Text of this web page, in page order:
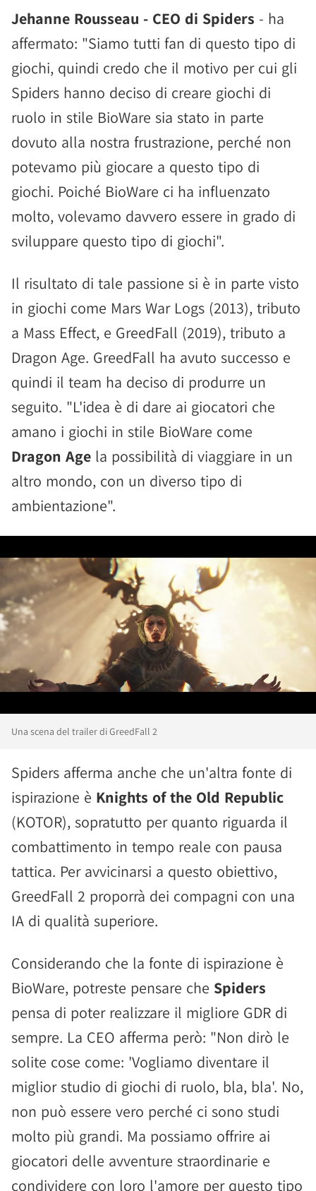
Jehanne Rousseau - CEO di Spiders - ha
affermato: "Siamo tutti fan di questo tipo di
giochi, quindi credo che il motivo per cui gli
Spiders hanno deciso di creare giochi di
ruolo in stile BioWare sia stato in parte
dovuto alla nostra frustrazione, perché non
potevamo più giocare a questo tipo di
giochi. Poiché BioWare ci ha influenzato
molto, volevamo davvero essere in grado di
sviluppare questo tipo di giochi".
Il risultato di tale passione si è in parte visto
in giochi come Mars War Logs (2013), tributo
a Mass Effect, e GreedFall (2019), tributo a
Dragon Age. GreedFall ha avuto successo e
quindi il team ha deciso di produrre un
seguito. "L'idea è di dare ai giocatori che
amano i giochi in stile BioWare come
Dragon Age la possibilità di viaggiare in un
altro mondo, con un diverso tipo di
ambientazione".
Una scena del trailer di GreedFall 2
Spiders afferma anche che un'altra fonte di
ispirazione è Knights of the Old Republic
(KOTOR), sopratutto per quanto riguarda il
combattimento in tempo reale con pausa
tattica. Per avvicinarsi a questo obiettivo,
GreedFall 2 proporrà dei compagni con una
IA di qualità superiore.
Considerando che la fonte di ispirazione è
BioWare, potreste pensare che Spiders
pensa di poter realizzare il migliore GDR di
sempre. La CEO afferma però: "Non dirò le
solite cose come: 'Vogliamo diventare il
miglior studio di giochi di ruolo, bla, bla'. No,
non può essere vero perché ci sono studi
molto più grandi. Ma possiamo offrire ai
giocatori delle avventure straordinarie e
condividere con loro l'amore per questo tipo